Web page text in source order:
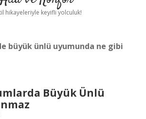
Yasal Uyarı
hikayeleriyle keyifli yolculuk!
büyük ünlü uyumunda ne gibi
Büyük Ünlü